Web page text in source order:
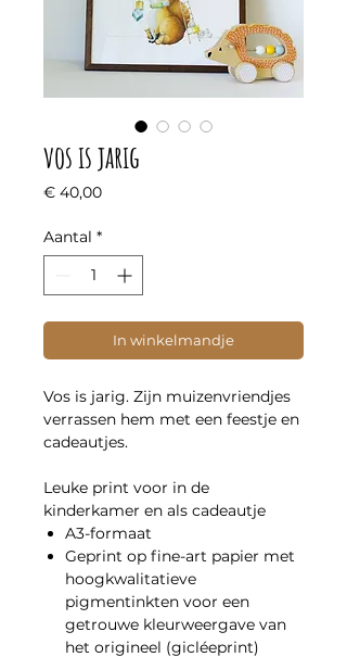
vos is jarig
€ 40,00Prijs
Aantal *
In winkelmandje
Vos is jarig. Zijn muizenvriendjes
verrassen hem met een feestje en
cadeautjes.
Leuke print voor in de
kinderkamer en als cadeautje
A3-formaat
Geprint op fine-art papier met
hoogkwalitatieve
pigmentinkten voor een
getrouwe kleurweergave van
het origineel (gicléeprint)